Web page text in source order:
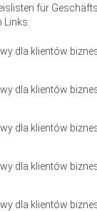
für
Links:
dla klientów
dla klientów
dla klientów
dla klientów
dla klientów